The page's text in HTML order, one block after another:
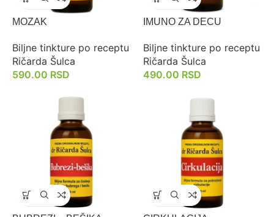
MOZAK
Biljne tinkture po receptu
Ričarda Šulca
590.00 RSD
IMUNO ZA DECU
Biljne tinkture po receptu
Ričarda Šulca
490.00 RSD